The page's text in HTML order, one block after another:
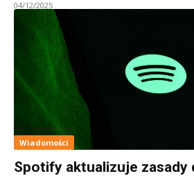
04/12/2025
Wiadomości
Spotify aktualizuje zasady